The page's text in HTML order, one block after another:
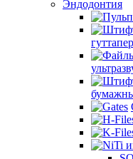
Эндодонтия